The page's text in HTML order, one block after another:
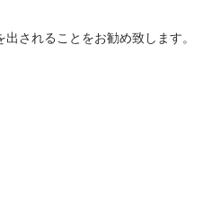
されることをお勧め致します。